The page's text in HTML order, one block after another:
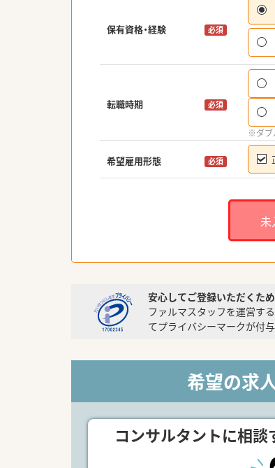
保有資格・経験 必須
転職時期 必須
※ダブ
希望雇用形態 必須
安心してご登録いただくた
ファルマスタッフを運営す
てプライバシーマークが付与
希望の求
コンサルタントに相談